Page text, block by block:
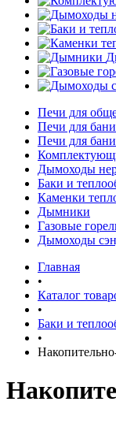
Печи для
Печи для
Печи для
Дымоходы
Баки и
Каменки
Дымники
Газовые
Дымоходы
Главная
•
Каталог
•
Баки и
•